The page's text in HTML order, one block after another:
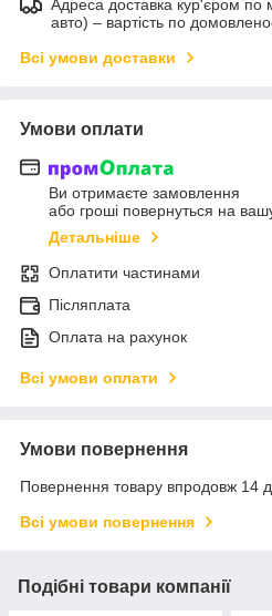
Адреса доставка кур'єром по
авто) – вартість по
Всі умови доставки
Умови оплати
Ви отримаєте замовлення
або гроші повернуться на
Детальніше
Оплатити частинами
Післяплата
Оплата на рахунок
Всі умови оплати
Умови повернення
Повернення товару впродовж 14
Всі умови повернення
Подібні товари компанії